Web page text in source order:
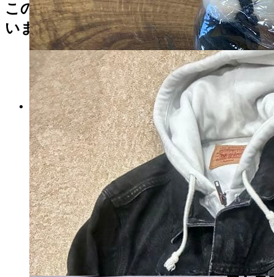
lily ribbon 作家 テディベア ハ
ンドメンド ぬいぐるみ ブロー
チ
マイストア在庫： 70
税込
6,864円
カートに入れる
この商品を見た人はこんな商品も見て
います